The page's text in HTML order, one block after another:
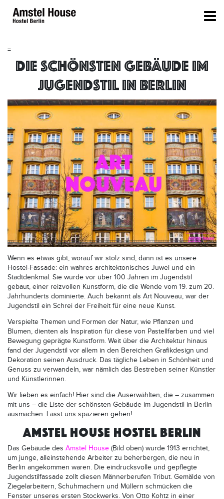
=
Die schönsten Gebäude im
Jugendstil in Berlin
Wenn es etwas gibt, worauf wir stolz sind, dann ist es unsere
Hostel-Fassade: ein wahres architektonisches Juwel und ein
Stadtdenkmal. Sie wurde vor über 100 Jahren im Jugendstil
gebaut, einer reizvollen Kunstform, die die Wende vom 19. zum 20.
Jahrhunderts dominierte. Auch bekannt als Art Nouveau, war der
Jugendstil ein Schrei der Freiheit für eine neue Kunst.
Verspielte Themen und Formen der Natur, wie Pflanzen und
Blumen, dienten als Inspiration für diese von Pastellfarben und viel
Bewegung geprägte Kunstform. Weit über die Architektur hinaus
fand der Jugendstil vor allem in den Bereichen Grafikdesign und
Dekoration seinen Ausdruck. Das tägliche Leben in Schönheit und
Genuss zu verwandeln, war nämlich das Bestreben seiner Künstler
und Künstlerinnen.
Wir lieben es einfach! Hier sind die Auserwählten, die – zusammen
mit uns – die Liste der schönsten Gebäude im Jugendstil in Berlin
ausmachen. Lasst uns spazieren gehen!
AMSTEL HOUSE HOSTEL BERLIN
Das Gebäude des Amstel House (Bild oben) wurde 1913 errichtet,
um junge, alleinstehende Arbeiter zu beherbergen, die neu in
Berlin angekommen waren. Die eindrucksvolle und gepflegte
Jugendstilfassade zollt diesen Männerberufen Tribut. Gemälde von
Ziegelarbeitern, Schuhmachern und Müllern schmücken die
Fenster unseres ersten Stockwerks. Von Otto Kohtz in einer